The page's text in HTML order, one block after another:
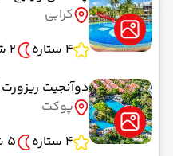
کرابی
4 ستاره
2 شب
دوآنجیت ریزورت
پوکت
4 ستاره
5 شب